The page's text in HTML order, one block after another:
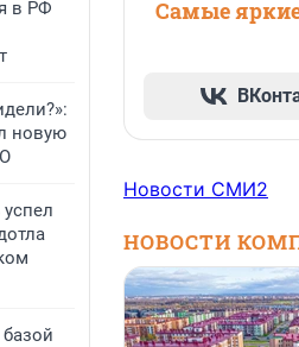
в РФ
новую
успел
Самые
Новости СМИ2
НОВОСТИ